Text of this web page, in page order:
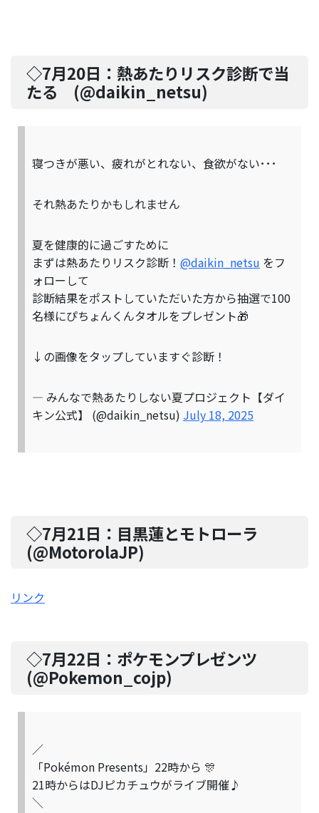
◇7月20日： 熱あたりリスク診断で当
たる (@daikin_netsu)
寝つきが悪い、疲れがとれない、食欲がない･･･
それ熱あたりかもしれません
夏を健康的に過ごすために
まずは熱あたりリスク診断！ @daikin_netsu をフ
ォローして
診断結果をポストしていただいた方から抽選で100
名様にぴちょんくんタオルをプレゼント🎁
↓の画像をタップしていますぐ診断！
— みんなで熱あたりしない夏プロジェクト【ダイ
キン公式】 (@daikin_netsu) July 18, 2025
◇7月21日： 目黒蓮とモトローラ
(@MotorolaJP)
リンク
◇7月22日： ポケモンプレゼンツ
(@Pokemon_cojp)
／
「Pokémon Presents」22時から 🎊
21時からはDJピカチュウがライブ開催♪
＼